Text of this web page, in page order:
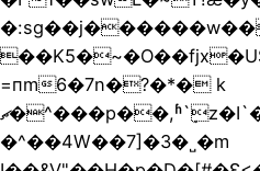
�:sg��j�
��K5�
=пm6�7n�?�*� k
ޗ�^���p��,ʱ`ٟz�I`�47�Vb-
�^��4W��7]�3�˽�m